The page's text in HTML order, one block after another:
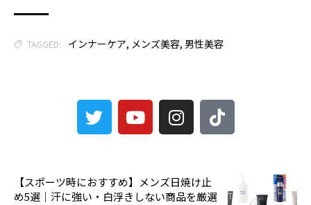
TAGGED: インナーケア, メンズ美容, 男性美容
【スポーツ時におすすめ】メンズ日焼け止
め5選｜汗に強い・白浮きしない商品を厳選